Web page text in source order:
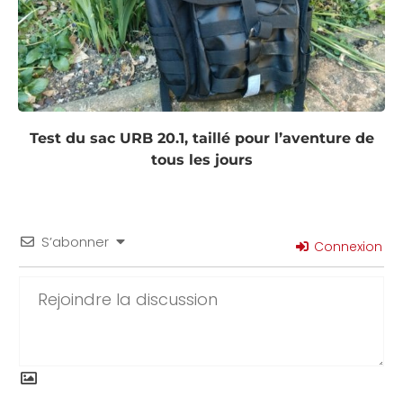
Test du sac URB 20.1, taillé pour l’aventure de
tous les jours
S’abonner Connexion